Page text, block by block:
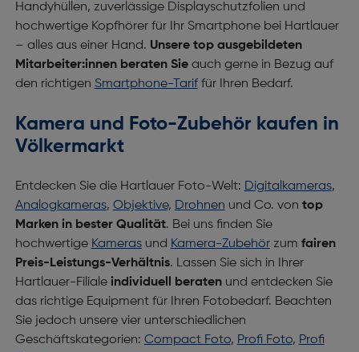
Handyhüllen, zuverlässige Displayschutzfolien und
hochwertige Kopfhörer für Ihr Smartphone bei Hartlauer
– alles aus einer Hand. Unsere top ausgebildeten
Mitarbeiter:innen beraten Sieauch gerne in Bezug auf
den richtigen Smartphone-Tariffür Ihren Bedarf.
Kamera und Foto-Zubehör kaufen in
Völkermarkt
Entdecken Sie die Hartlauer Foto-Welt: Digitalkameras,
Analogkameras, Objektive, Drohnen und Co. von top
Marken in bester Qualität. Bei uns finden Sie
hochwertige Kamerasund Kamera-Zubehörzum fairen
Preis-Leistungs-Verhältnis. Lassen Sie sich in Ihrer
Hartlauer-Filiale individuell beratenund entdecken Sie
das richtige Equipment für Ihren Fotobedarf. Beachten
Sie jedoch unsere vier unterschiedlichen
Geschäftskategorien: Compact Foto, Profi Foto, Profi